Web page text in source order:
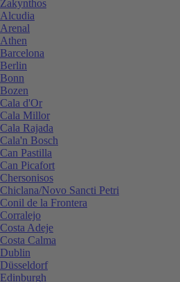
Zakynthos
Alcudia
Arenal
Athen
Barcelona
Berlin
Bonn
Bozen
Cala d'Or
Cala Millor
Cala Rajada
Cala'n Bosch
Can Pastilla
Can Picafort
Chersonisos
Chiclana/Novo Sancti Petri
Conil de la Frontera
Corralejo
Costa Adeje
Costa Calma
Dublin
Düsseldorf
Edinburgh